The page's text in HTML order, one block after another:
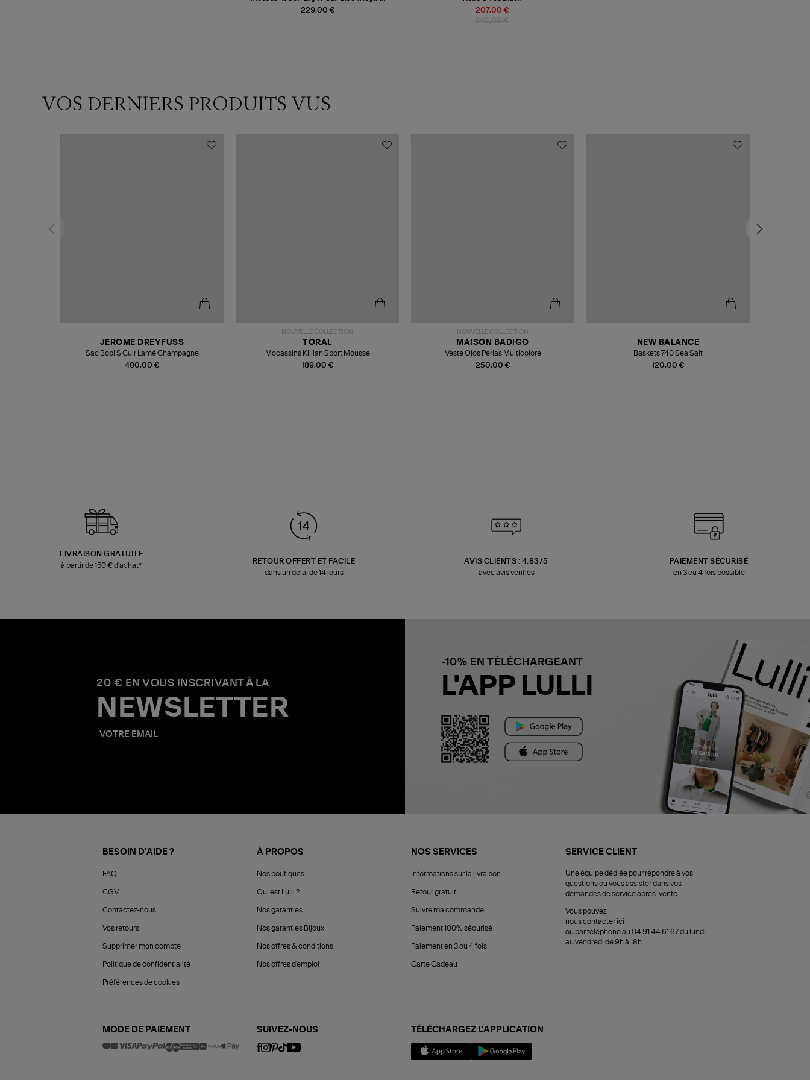
229,00 € 207,00 €
VOS DERNIERS PRODUITS VUS
480,00 €
JEROME DREYFUSS
Sac Bobi S Cuir Lamé Champagne
NOUVELLE COLLECTION
189,00 €
TORAL
Mocassins Killian Sport Mousse
NOUVELLE COLLECTION
250,00 €
MAISON BADIGO
Veste Ojos Perlas Multicolore
120,00 €
NEW BALANCE
Baskets 740 Sea Salt
LIVRAISON GRATUITE
à partir de 150 € d'achat*
RETOUR OFFERT ET FACILE
dans un délai de 14 jours
AVIS CLIENTS : 4.83/5
avec avis vérifiés
PAIEMENT SÉCURISÉ
en 3 ou 4 fois possible
20 € EN VOUS INSCRIVANT À LA
NEWSLETTER
-10% EN TÉLÉCHARGEANT
L'APP LULLI
BESOIN D'AIDE ?
FAQ
CGV
Contactez-nous
Vos retours
Supprimer mon compte
Politique de confidentialité
Préférences de cookies
À PROPOS
Nos boutiques
Qui est Lulli ?
Nos garanties
Nos garanties Bijoux
Nos offres & conditions
Nos offres d'emploi
NOS SERVICES
Informations sur la livraison
Retour gratuit
Suivre ma commande
Paiement 100% sécurisé
Paiement en 3 ou 4 fois
Carte Cadeau
SERVICE CLIENT
Une équipe dédiée pour répondre à vos
questions ou vous assister dans vos
demandes de service après-vente.
Vous pouvez
nous contacter ici
ou par téléphone au 04 91 44 61 67 du lundi
au vendredi de 9h à 18h.
MODE DE PAIEMENT SUIVEZ-NOUS TÉLÉCHARGEZ L'APPLICATION